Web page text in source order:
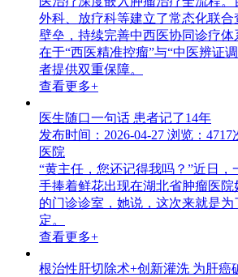
外科、放疗科等建立了常态化联
壁垒，持续完善中西医协同诊疗
在于“西医精准控瘤”与“中医辨证
者提供双重保障。
查看更多+
医生随口一句话 患者记了14年
发布时间：2026-04-27 浏览：4717
医院
“黄主任，您还记得我吗？”近日
手捧着鲜花出现在湖北省肿瘤医
的门诊诊室，她说，这次来就是为
定。
查看更多+
根治性肝切除术+创新灌洗 为肝癌